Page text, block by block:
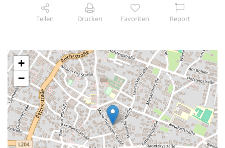
Teilen Drucken Favoriten Report
+
−